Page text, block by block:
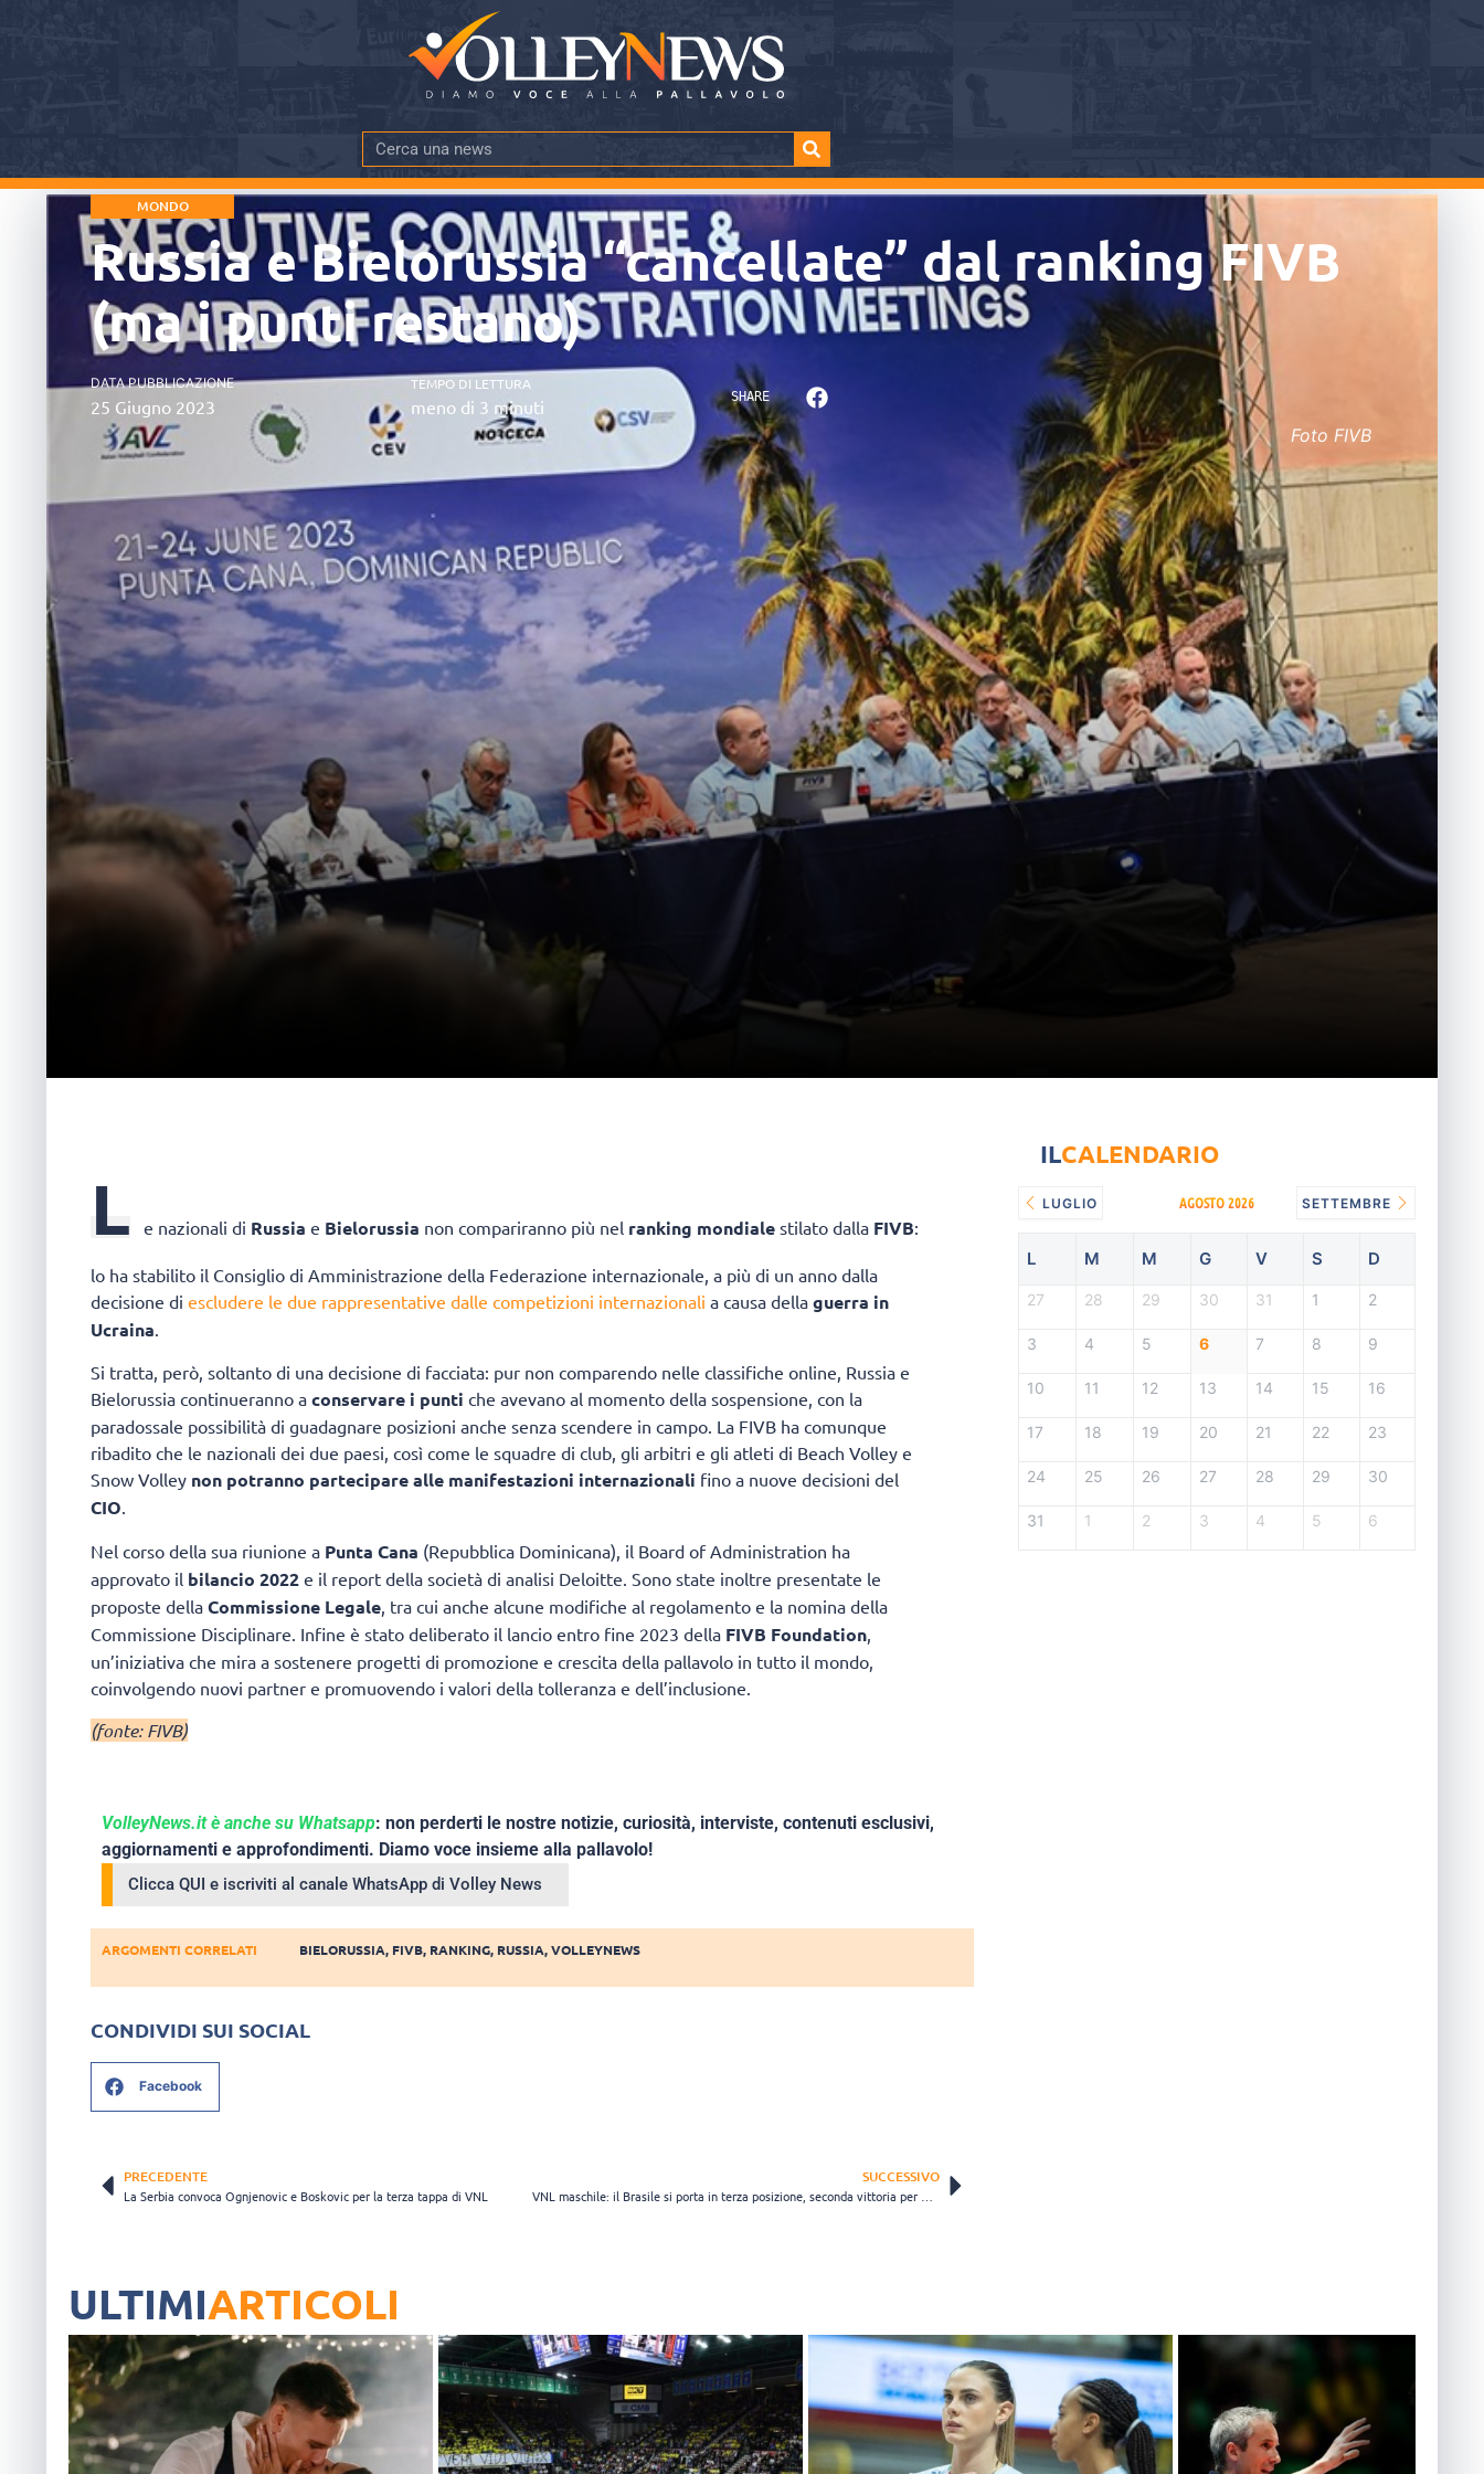
MONDO
Russia e Bielorussia “cancellate” dal ranking FIVB
(ma i punti restano)
DATA PUBBLICAZIONE
25 Giugno 2023
TEMPO DI LETTURA
meno di 3 minuti SHARE
Foto FIVB
L e nazionali di Russia e Bielorussia non compariranno più nel ranking mondiale stilato dalla FIVB:
lo ha stabilito il Consiglio di Amministrazione della Federazione internazionale, a più di un anno dalla
decisione di escludere le due rappresentative dalle competizioni internazionali a causa della guerra in
Ucraina
Si tratta, però, soltanto di una decisione di facciata: pur non comparendo nelle classifiche online, Russia e
Bielorussia continueranno a conservare i punti che avevano al momento della sospensione, con la
paradossale possibilità di guadagnare posizioni anche senza scendere in campo. La FIVB ha comunque
ribadito che le nazionali dei due paesi, così come le squadre di club, gli arbitri e gli atleti di Beach Volley e
Snow Volley non potranno partecipare alle manifestazioni internazionali fino a nuove decisioni del
CIO.
Nel corso della sua riunione a Punta Cana (Repubblica Dominicana), il Board of Administration ha
approvato il bilancio 2022 e il report della società di analisi Deloitte. Sono state inoltre presentate le
proposte della Commissione Legale , tra cui anche alcune modifiche al regolamento e la nomina della
Commissione Disciplinare. Infine è stato deliberato il lancio entro fine 2023 della FIVB Foundation
un’iniziativa che mira a sostenere progetti di promozione e crescita della pallavolo in tutto il mondo,
coinvolgendo nuovi partner e promuovendo i valori della tolleranza e dell’inclusione.
(fonte: FIVB)
VolleyNews.it è anche su Whatsapp: non perderti le nostre notizie, curiosità, interviste, contenuti esclusivi,
aggiornamenti e approfondimenti. Diamo voce insieme alla pallavolo!
Clicca QUI e iscriviti al canale WhatsApp di Volley News
ARGOMENTI CORRELATI BIELORUSSIA, FIVB, RANKING, RUSSIA,VOLLEYNEWS
CONDIVIDI SUI SOCIAL
Facebook
PRECEDENTE
La Serbia convoca Ognjenovic e Boskovic per la terza tappa di VNL
SUCCESSIVO
ILCALENDARIO
LUGLIO AGOSTO 2026 SETTEMBRE
L M M G V S D
27 28 29 30 31 1 2
3 4 5 6 7 8 9
10 11 12 13 14 15 16
17 18 19 20 21 22 23
24 25 26 27 28 29 30
31 1 2 3 4 5 6
ULTIMIARTICOLI